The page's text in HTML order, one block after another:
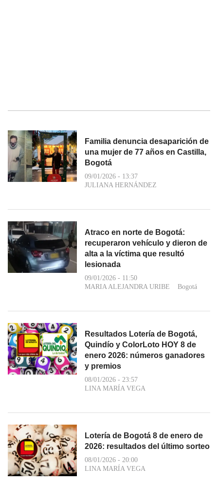
Familia denuncia desaparición de
una mujer de 77 años en Castilla,
Bogotá
09/01/2026 - 13:37
JULIANA HERNÁNDEZ
Atraco en norte de Bogotá:
recuperaron vehículo y dieron de
alta a la víctima que resultó
lesionada
09/01/2026 - 11:50
MARIA ALEJANDRA URIBE
Bogotá
Resultados Lotería de Bogotá,
Quindío y ColorLoto HOY 8 de
enero 2026: números ganadores
y premios
08/01/2026 - 23:57
LINA MARÍA VEGA
Lotería de Bogotá 8 de enero de
2026: resultados del último sorteo
08/01/2026 - 20:00
LINA MARÍA VEGA